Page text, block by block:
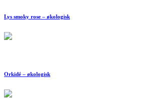
Lys smoky rose – økologisk
Orkidé – økologisk